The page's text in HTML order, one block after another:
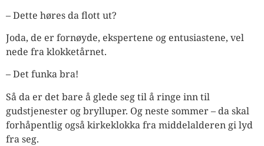
– Dette høres da flott ut?
Joda, de er fornøyde, ekspertene og entusiastene, vel
nede fra klokketårnet.
– Det funka bra!
Så da er det bare å glede seg til å ringe inn til
gudstjenester og brylluper. Og neste sommer – da skal
forhåpentlig også kirkeklokka fra middelalderen gi lyd
fra seg.